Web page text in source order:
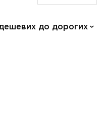
дешевих до дорогих